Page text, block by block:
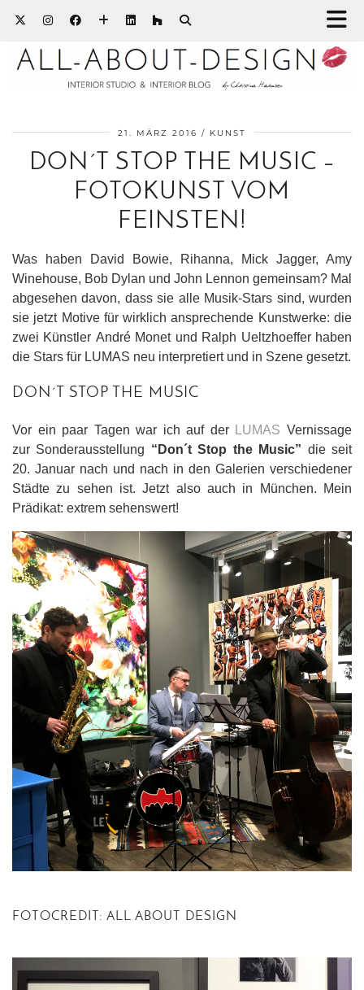
21. MÄRZ 2016 KUNST
DON´T STOP THE MUSIC –
FOTOKUNST VOM
FEINSTEN!
Was haben David Bowie, Rihanna, Mick Jagger, Amy
Winehouse, Bob Dylan und John Lennon gemeinsam? Mal
abgesehen davon, dass sie alle Musik-Stars sind, wurden
sie jetzt Motive für wirklich ansprechende Kunstwerke: die
zwei Künstler André Monet und Ralph Ueltzhoeffer haben
die Stars für LUMAS neu interpretiert und in Szene gesetzt.
DON´T STOP THE MUSIC
Vor ein paar Tagen war ich auf der LUMAS Vernissage
zur Sonderausstellung “Don´t Stop the Music” die seit
20. Januar nach und nach in den Galerien verschiedener
Städte zu sehen ist. Jetzt also auch in München. Mein
Prädikat: extrem sehenswert!
FOTOCREDIT: ALL ABOUT DESIGN